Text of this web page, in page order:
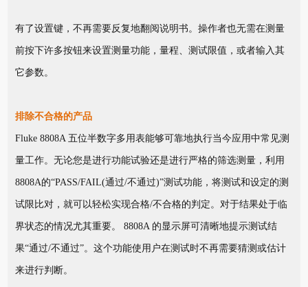
有了设置键，不再需要反复地翻阅说明书。操作者也无需在测量
前按下许多按钮来设置测量功能，量程、测试限值，或者输入其
它参数。
排除不合格的产品
Fluke 8808A 五位半数字多用表能够可靠地执行当今应用中常见测
量工作。无论您是进行功能试验还是进行严格的筛选测量，利用
8808A的“PASS/FAIL(通过/不通过)”测试功能，将测试和设定的测
试限比对，就可以轻松实现合格/不合格的判定。对于结果处于临
界状态的情况尤其重要。 8808A 的显示屏可清晰地提示测试结
果“通过/不通过”。这个功能使用户在测试时不再需要猜测或估计
来进行判断。